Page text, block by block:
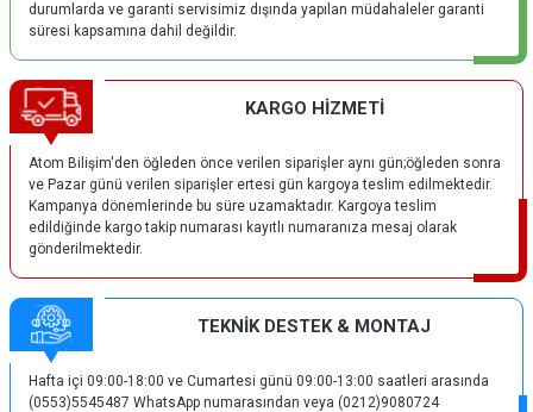
durumlarda ve garanti servisimiz dışında yapılan müdahaleler garanti
süresi kapsamına dahil değildir.
KARGO HİZMETİ
Atom Bilişim'den öğleden önce verilen siparişler aynı gün;öğleden sonra
ve Pazar günü verilen siparişler ertesi gün kargoya teslim edilmektedir.
Kampanya dönemlerinde bu süre uzamaktadır. Kargoya teslim
edildiğinde kargo takip numarası kayıtlı numaranıza mesaj olarak
gönderilmektedir.
TEKNİK DESTEK & MONTAJ
Hafta içi 09:00-18:00 ve Cumartesi günü 09:00-13:00 saatleri arasında
(0553)5545487 WhatsApp numarasından veya (0212)9080724